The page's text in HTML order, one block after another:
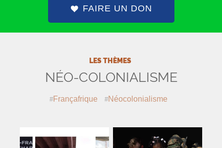
FAIRE UN DON
LES THÈMES
NÉO-COLONIALISME
Françafrique Néocolonialisme